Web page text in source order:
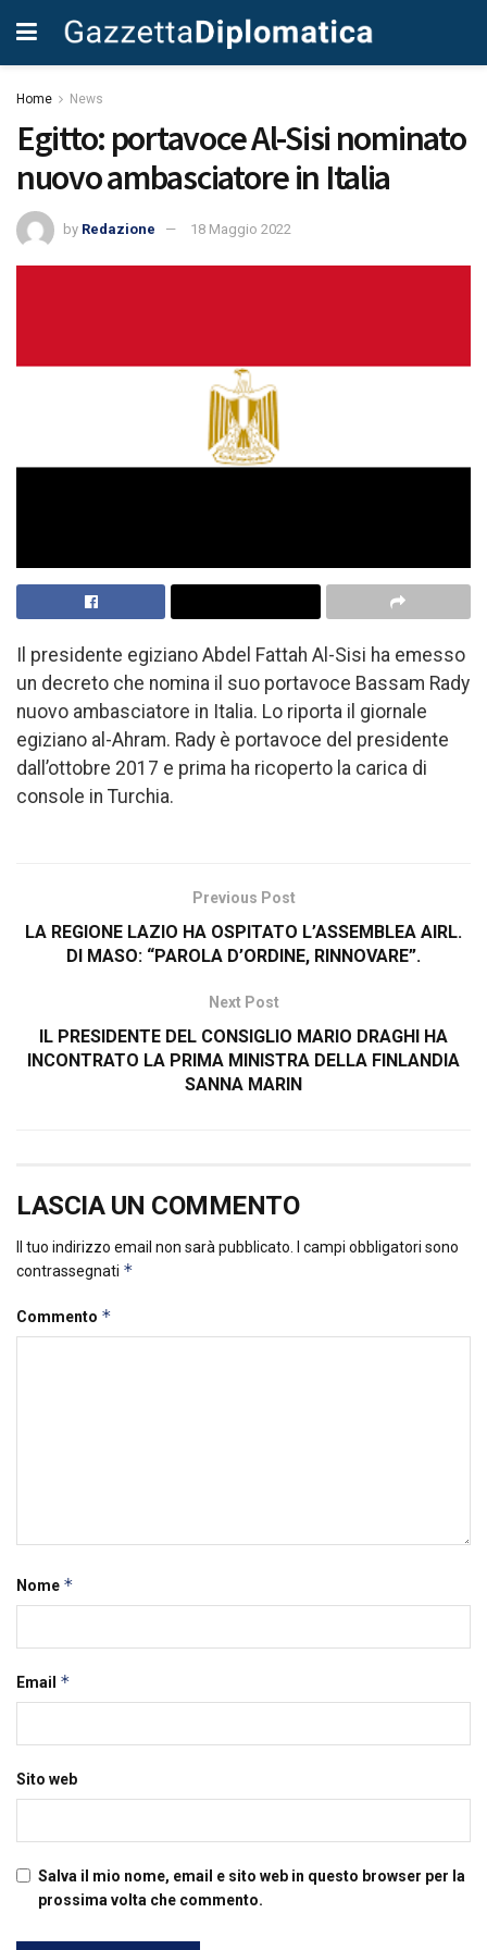
Home News
Egitto: portavoce Al-Sisi nominato
nuovo ambasciatore in Italia
by Redazione 18 Maggio 2022
Il presidente egiziano Abdel Fattah Al-Sisi ha emesso
un decreto che nomina il suo portavoce Bassam Rady
nuovo ambasciatore in Italia. Lo riporta il giornale
egiziano al-Ahram. Rady è portavoce del presidente
dall’ottobre 2017 e prima ha ricoperto la carica di
console in Turchia.
Previous Post
LA REGIONE LAZIO HA OSPITATO L’ASSEMBLEA AIRL.
DI MASO: “PAROLA D’ORDINE, RINNOVARE”.
Next Post
IL PRESIDENTE DEL CONSIGLIO MARIO DRAGHI HA
INCONTRATO LA PRIMA MINISTRA DELLA FINLANDIA
SANNA MARIN
LASCIA UN COMMENTO
Il tuo indirizzo email non sarà pubblicato. I campi obbligatori sono
contrassegnati *
Commento *
Nome *
Email *
Sito web
Salva il mio nome, email e sito web in questo browser per la
prossima volta che commento.